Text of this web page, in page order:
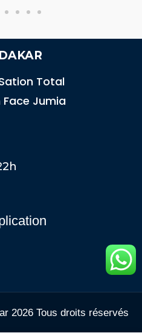
Total
Face Jumia
2026 Tous droits réservés